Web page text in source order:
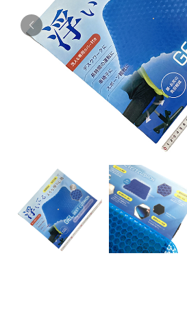
採用情報